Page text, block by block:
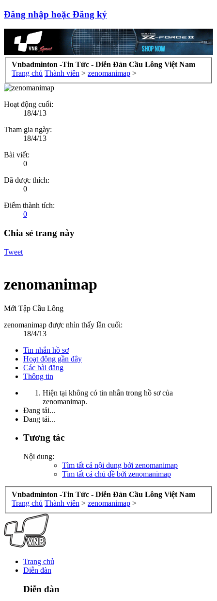
Đăng nhập hoặc Đăng ký
Vnbadminton -Tin Tức - Diễn Đàn Cầu Lông Việt Nam
Trang chủ Thành viên > zenomanimap >
Hoạt động cuối:
18/4/13
Tham gia ngày:
18/4/13
Bài viết:
0
Đã được thích:
0
Điểm thành tích:
0
Chia sẻ trang này
Tweet
zenomanimap
Mới Tập Cầu Lông
zenomanimap được nhìn thấy lần cuối:
18/4/13
Tin nhắn hồ sơ
Hoạt động gần đây
Các bài đăng
Thông tin
Hiện tại không có tin nhắn trong hồ sơ của
zenomanimap.
Đang tải...
Đang tải...
Tương tác
Nội dung:
Tìm tất cả nội dung bởi zenomanimap
Tìm tất cả chủ đề bởi zenomanimap
Vnbadminton -Tin Tức - Diễn Đàn Cầu Lông Việt Nam
Trang chủ Thành viên > zenomanimap >
Trang chủ
Diễn đàn
Diễn đàn